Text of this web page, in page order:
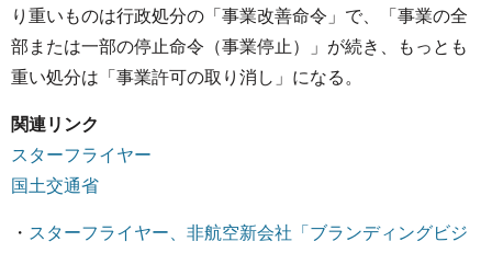
り重いものは行政処分の「事業改善命令」で、「事業の全
部または一部の停止命令（事業停止）」が続き、もっとも
重い処分は「事業許可の取り消し」になる。
関連リンク
スターフライヤー
国土交通省
・ スターフライヤー、非航空新会社「ブランディングビジ